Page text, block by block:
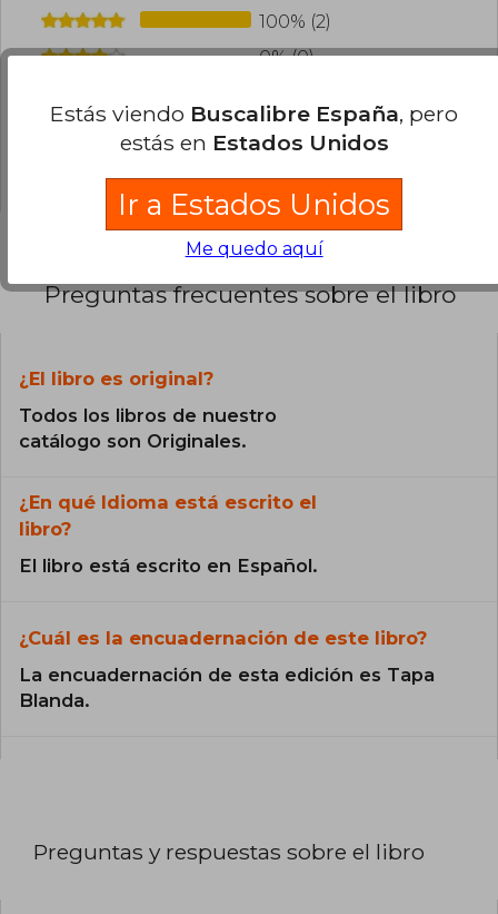
100% (2)
0% (0)
Preguntas frecuentes sobre el libro
¿El libro es original?
Todos los libros de nuestro
catálogo son Originales.
¿En qué Idioma está escrito el
libro?
El libro está escrito en Español.
¿Cuál es la encuadernación de este libro?
La encuadernación de esta edición es Tapa
Blanda.
Preguntas y respuestas sobre el libro
Estás viendo Buscalibre España, pero
estás en Estados Unidos
Ir a Estados Unidos
Me quedo aquí